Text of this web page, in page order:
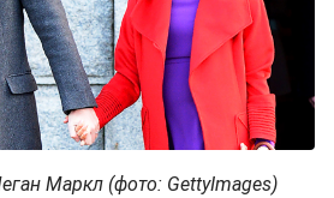
Маркл (фото: GettyImages)